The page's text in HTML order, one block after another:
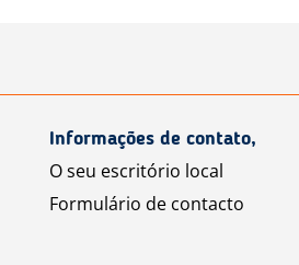
Informações de contato,
O seu escritório local
Formulário de contacto